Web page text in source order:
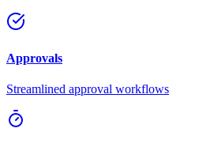
Approvals
Streamlined approval workflows